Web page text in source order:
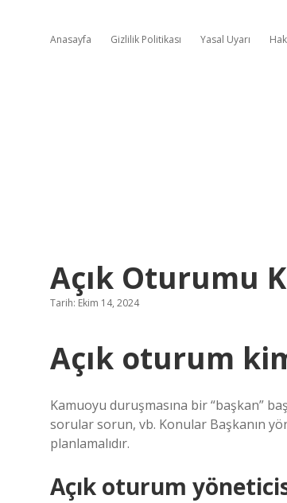
Anasayfa Gizlilik Politikası Yasal Uyarı
Açık Oturumu
Tarih: Ekim 14, 2024
Açık oturum
Kamuoyu duruşmasına bir “başkan”
sorular sorun, vb. Konular Başkanın
planlamalıdır.
Açık oturum